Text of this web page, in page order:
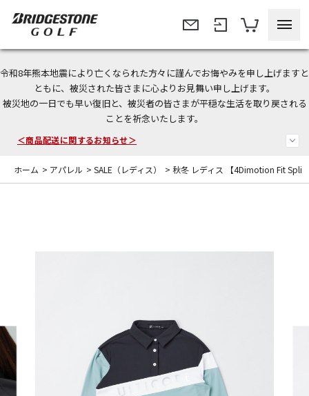
令和8年熊本地震により亡くなられた方々に謹んでお悔やみを申し上げますと
ともに、被災された皆さまに心よりお見舞い申し上げます。
被災地の一日でも早い復旧と、被災者の皆さまが平穏な生活を取り戻される
ことを祈念いたします。
＜夏季休暇中のご注文・発送・お問い合わせ＞
今なら新規会員登録で1,000円OFFクーポンプレゼント！
＜商品配送に関するお知らせ＞
ホーム > アパレル > SALE（レディス） > 秋冬 レディス 【4Dimotion Fit Split